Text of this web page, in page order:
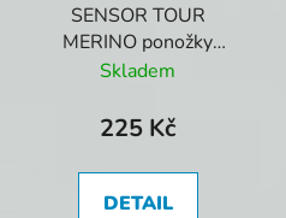
SENSOR TOUR
MERINO ponožky
Zelená/šedá
Skladem
225 Kč
DETAIL